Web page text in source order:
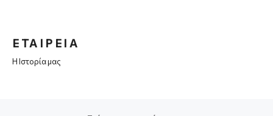
ΕΤΑΙΡΕΙΑ
Η Ιστορία μας